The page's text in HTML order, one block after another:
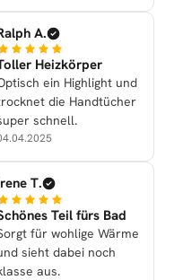
A.
Heizkörper
ein Highlight und
die Handtücher
schnell.
T.
Teil fürs Bad
für wohlige Wärme
sieht dabei noch
aus.